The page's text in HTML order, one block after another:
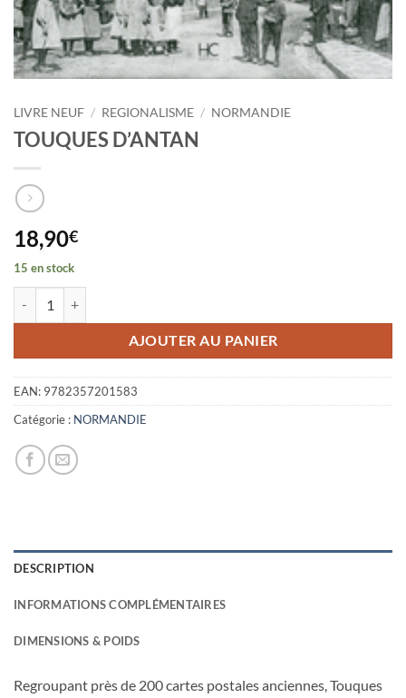
LIVRE NEUF / REGIONALISME / NORMANDIE
TOUQUES D’ANTAN
18,90€
15 en stock
AJOUTER AU PANIER
EAN: 9782357201583
Catégorie : NORMANDIE
DESCRIPTION
INFORMATIONS COMPLÉMENTAIRES
DIMENSIONS & POIDS
Regroupant près de 200 cartes postales anciennes, Touques